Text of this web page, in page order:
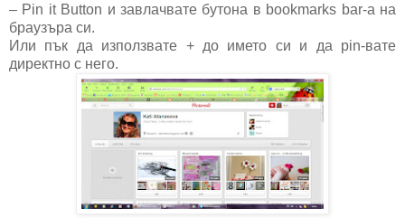
– Pin it Button и завлачвате бутона в bookmarks bar-а на
браузъра си.
Или пък да използвате + до името си и да pin-вате
директно с него.